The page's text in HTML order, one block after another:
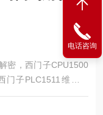
密，西门子CPU1500
子PLC1511维修解
维修解密，西门
电话咨询